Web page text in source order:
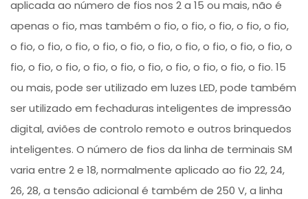
aplicada ao número de fios nos 2 a 15 ou mais, não é
apenas o fio, mas também o fio, o fio, o fio, o fio, o fio,
o fio, o fio, o fio, o fio, o fio, o fio, o fio, o fio, o fio, o fio, o
fio, o fio, o fio, o fio, o fio, o fio, o fio, o fio, o fio, o fio. 15
ou mais, pode ser utilizado em luzes LED, pode também
ser utilizado em fechaduras inteligentes de impressão
digital, aviões de controlo remoto e outros brinquedos
inteligentes. O número de fios da linha de terminais SM
varia entre 2 e 18, normalmente aplicado ao fio 22, 24,
26, 28, a tensão adicional é também de 250 V, a linha